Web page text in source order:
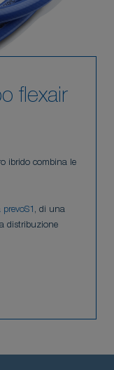
flexair
ibrido combina le
, di una
distribuzione